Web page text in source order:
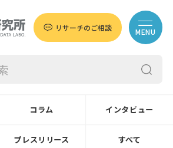
リサーチのご相談 MENU
コラム インタビュー
プレスリリース すべて